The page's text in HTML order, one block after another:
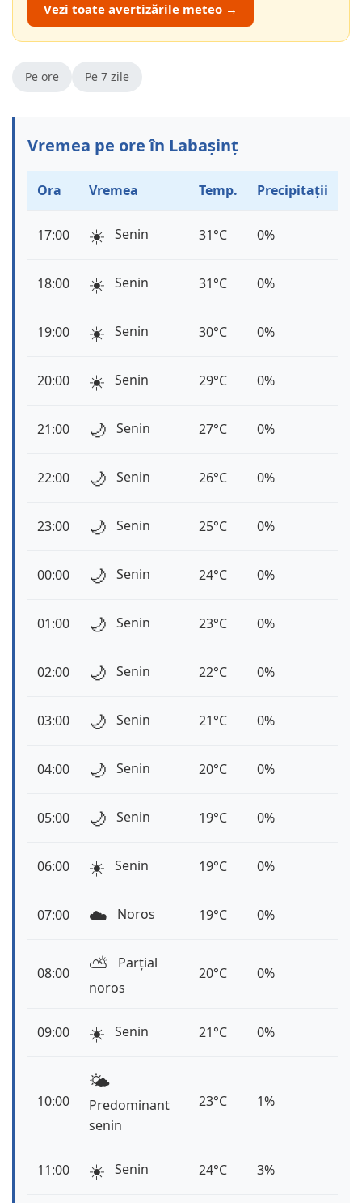
Vezi toate avertizările meteo →
Pe ore Pe 7 zile
Vremea pe ore în Labașinț
Ora Vremea Temp. Precipitații
17:00 ☀️ Senin 31°C 0%
18:00 ☀️ Senin 31°C 0%
19:00 ☀️ Senin 30°C 0%
20:00 ☀️ Senin 29°C 0%
21:00 🌙 Senin 27°C 0%
22:00 🌙 Senin 26°C 0%
23:00 🌙 Senin 25°C 0%
00:00 🌙 Senin 24°C 0%
01:00 🌙 Senin 23°C 0%
02:00 🌙 Senin 22°C 0%
03:00 🌙 Senin 21°C 0%
04:00 🌙 Senin 20°C 0%
05:00 🌙 Senin 19°C 0%
06:00 ☀️ Senin 19°C 0%
07:00 ☁️ Noros 19°C 0%
08:00 ⛅️
Parțial
noros
20°C 0%
09:00 ☀️ Senin 21°C 0%
10:00
🌤️
Predominant
senin
23°C 1%
11:00 ☀️ Senin 24°C 3%